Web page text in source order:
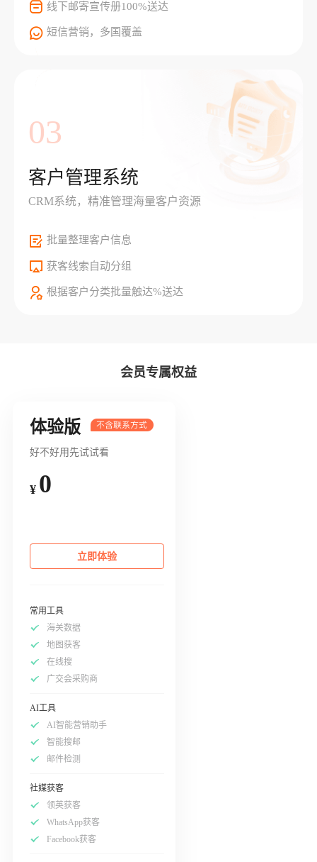
线下邮寄宣传册100%送达
短信营销，多国覆盖
03
客户管理系统
CRM系统，精准管理海量客户资源
批量整理客户信息
获客线索自动分组
根据客户分类批量触达%送达
会员专属权益
体验版
好不好用先试试看
¥ 0
立即体验
常用工具
海关数据
地图获客
在线搜
广交会采购商
AI工具
AI智能营销助手
智能搜邮
邮件检测
社媒获客
领英获客
WhatsApp获客
Facebook获客